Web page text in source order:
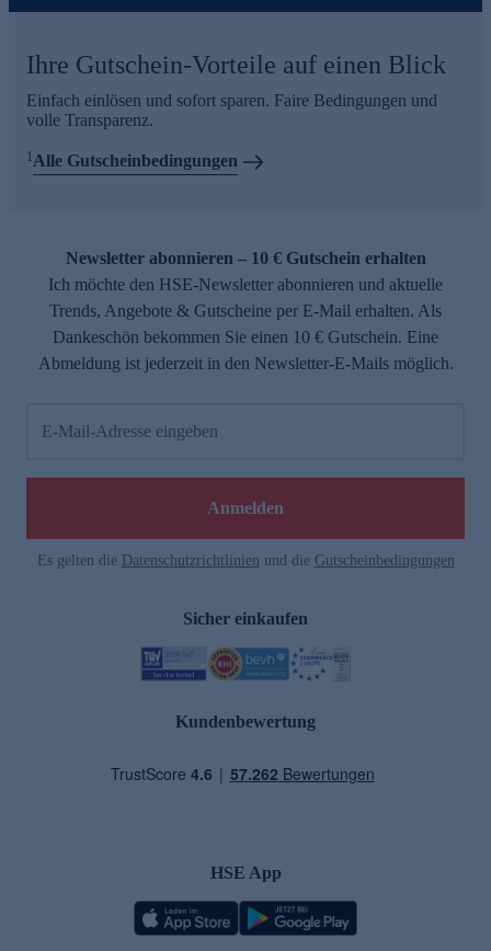
Ihre Gutschein-Vorteile auf einen Blick
Einfach einlösen und sofort sparen. Faire Bedingungen und
volle Transparenz.
1Alle Gutscheinbedingungen
Newsletter abonnieren – 10 € Gutschein erhalten
Ich möchte den HSE-Newsletter abonnieren und aktuelle
Trends, Angebote & Gutscheine per E-Mail erhalten. Als
Dankeschön bekommen Sie einen 10 € Gutschein. Eine
Abmeldung ist jederzeit in den Newsletter-E-Mails möglich.
E-Mail-Adresse eingeben
Anmelden
Es gelten die Datenschutzrichtlinien und die Gutscheinbedingungen
Sicher einkaufen
Kundenbewertung
HSE App